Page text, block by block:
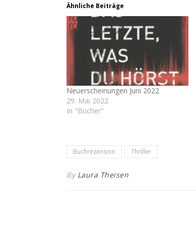
Ähnliche Beiträge
Neuerscheinungen Juni 2022
29. Mai 2022
In "Bücher"
Buchrezension Thriller
By Laura Theisen